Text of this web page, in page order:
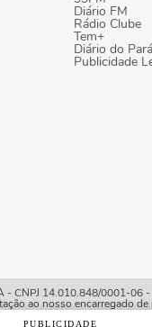
Diário FM
Rádio Clube
Tem+
Diário do Pará
Publicidade
- CNPJ 14.010.848/0001-
ao nosso encarregado
PUBLICIDADE